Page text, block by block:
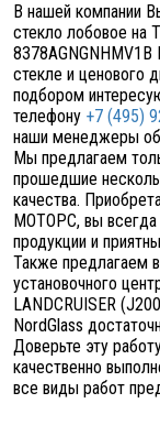
В нашей компании
стекло лобовое на
стекле и ценового
подбором
телефону +7 (495)
наши менеджеры
Мы предлагаем
прошедшие
качества.
МОТОРС, вы всегда
продукции и
Также предлагаем
установочного
LANDCRUISER
NordGlass
Доверьте эту
качественно
все виды работ